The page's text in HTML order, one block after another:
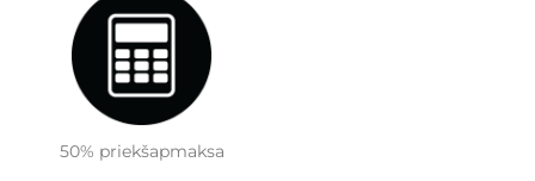
50% priekšapmaksa